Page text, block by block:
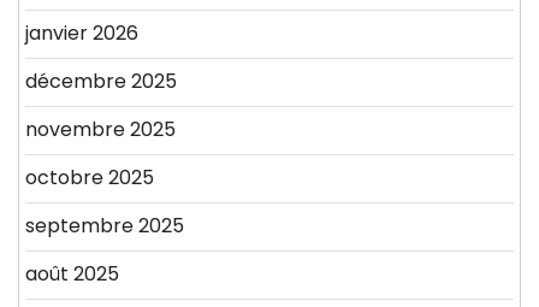
janvier 2026
décembre 2025
novembre 2025
octobre 2025
septembre 2025
août 2025